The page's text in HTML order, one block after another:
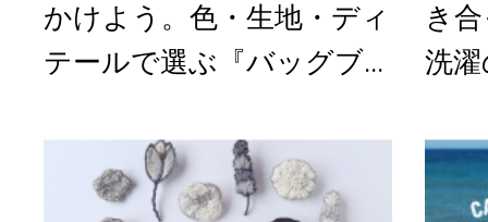
かけよう。色・生地・ディ
テールで選ぶ『バッグブ...
き
洗